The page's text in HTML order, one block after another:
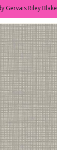
Gervais Riley Blake